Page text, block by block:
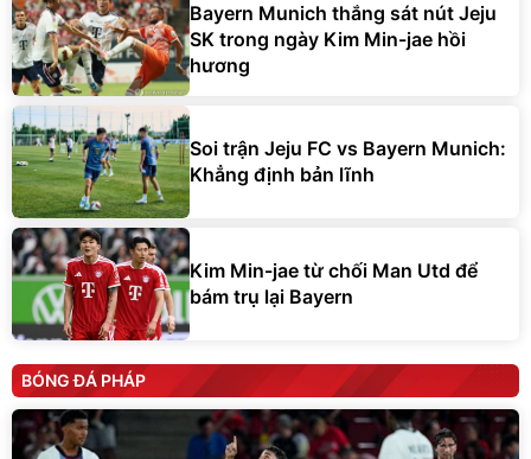
Bayern Munich thắng sát nút Jeju
SK trong ngày Kim Min-jae hồi
hương
Soi trận Jeju FC vs Bayern Munich:
Khẳng định bản lĩnh
Kim Min-jae từ chối Man Utd để
bám trụ lại Bayern
BÓNG ĐÁ PHÁP